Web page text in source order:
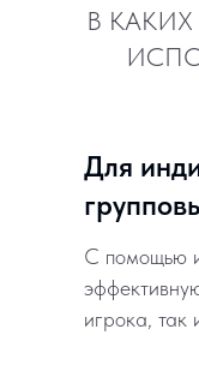
В
Для
С помощью
игрока, так